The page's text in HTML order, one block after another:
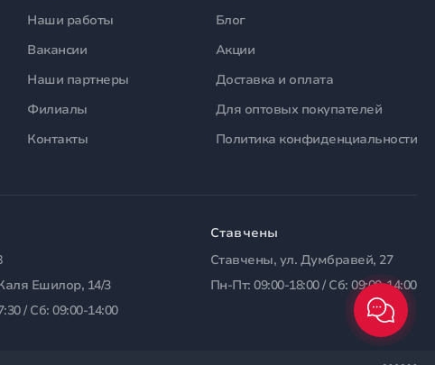
Наши работы
Вакансии
Наши партнеры
Филиалы
Контакты
Блог
Акции
Доставка и оплата
Для оптовых покупателей
Политика конфиденциальности
Ешилор, 14/3
/ Сб: 09:00-14:00
Ставчены
Ставчены, ул. Думбравей, 27
Пн-Пт: 09:00-18:00 / Сб: 09:00-14:00